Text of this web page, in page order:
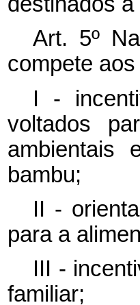
Art. 5º
compete
I -
voltados
ambientais
bambu;
II -
para a
III -
familiar;